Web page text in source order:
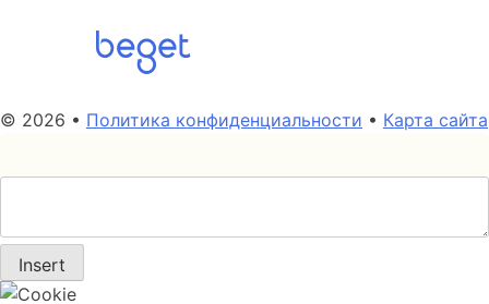
© 2026 • Политика конфиденциальности • Карта сайта
Insert